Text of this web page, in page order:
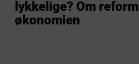
lykkelige? Om
økonomien